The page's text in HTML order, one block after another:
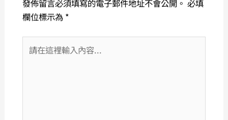
發佈留言必須填寫的電子郵件地址不會公開。 必填
欄位標示為 *
在